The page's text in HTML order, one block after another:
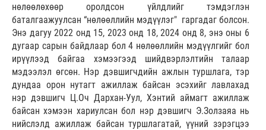
нөлөөлөхөөр оролдсон үйлдлийг тэмдэглэн
баталгаажуулсан “нөлөөллийн мэдүүлэг" гаргадаг болсон.
Энэ дагуу 2022 онд 15, 2023 онд 18, 2024 онд 8, энэ оны 6
дугаар сарын байдлаар бол 4 нөлөөллийн мэдүүлгийг бол
ирүүлээд байгаа хэмээгээд шийдвэрлэлтийн талаар
мэдээлэл өгсөн. Нэр дэвшигчдийн ажлын туршлага, тэр
дундаа орон нутагт ажиллаж байсан эсэхийг лавлахад
нэр дэвшигч Ц.Оч Дархан-Уул, Хэнтий аймагт ажиллаж
байсан хэмээн хариулсан бол нэр дэвшигч Э.Золзаяа нь
нийслэлд ажиллаж байсан туршлагатай, үүний зэрэгцээ